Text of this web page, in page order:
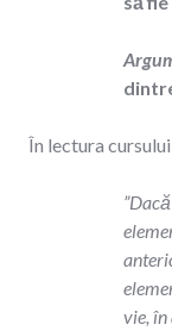
În lectura
vie, în